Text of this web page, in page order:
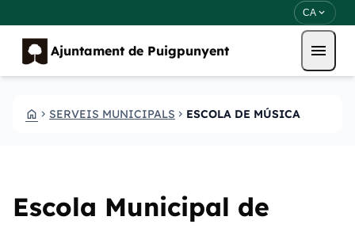
CA expand_more
Ajuntament de Puigpunyent menu
HOME CHEVRON_RIGHT SERVEIS MUNICIPALS CHEVRON_RIGHT ESCOLA DE MÚSICA
Escola Municipal de